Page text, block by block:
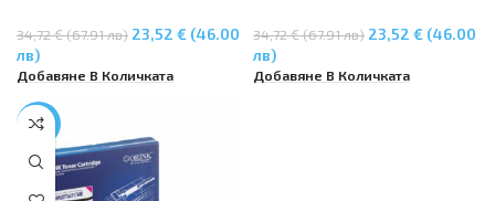
150nw, HP Color Laser MFP
178nw, HP Color Laser MFP
179fnw
34,72 € (67.91 лв) 23,52 € (46.00
лв)
Добавяне В Количката
Laser 150nw, HP Color Laser
MFP 178nw, HP Color Laser MFP
179fnw
34,72 € (67.91 лв) 23,52 € (46.00
лв)
Добавяне В Количката
-32%